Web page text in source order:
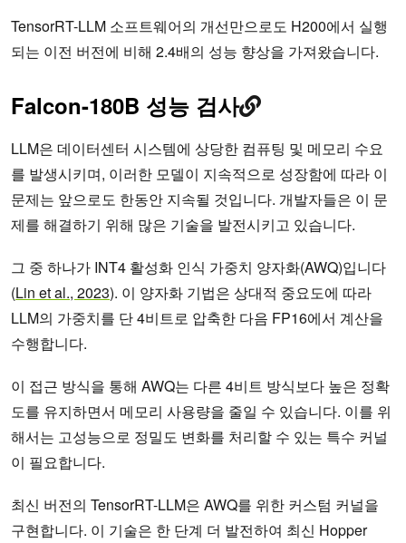
TensorRT-LLM 소프트웨어의 개선만으로도 H200에서 실행
되는 이전 버전에 비해 2.4배의 성능 향상을 가져왔습니다.
Falcon-180B 성능 검사
LLM은 데이터센터 시스템에 상당한 컴퓨팅 및 메모리 수요
를 발생시키며, 이러한 모델이 지속적으로 성장함에 따라 이
문제는 앞으로도 한동안 지속될 것입니다. 개발자들은 이 문
제를 해결하기 위해 많은 기술을 발전시키고 있습니다.
그 중 하나가 INT4 활성화 인식 가중치 양자화(AWQ)입니다
(Lin et al., 2023). 이 양자화 기법은 상대적 중요도에 따라
LLM의 가중치를 단 4비트로 압축한 다음 FP16에서 계산을
수행합니다.
이 접근 방식을 통해 AWQ는 다른 4비트 방식보다 높은 정확
도를 유지하면서 메모리 사용량을 줄일 수 있습니다. 이를 위
해서는 고성능으로 정밀도 변화를 처리할 수 있는 특수 커널
이 필요합니다.
최신 버전의 TensorRT-LLM은 AWQ를 위한 커스텀 커널을
구현합니다. 이 기술은 한 단계 더 발전하여 최신 Hopper